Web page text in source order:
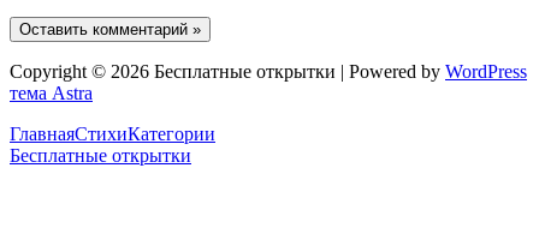
Copyright © 2026 Бесплатные открытки | Powered by WordPress
тема Astra
ГлавнаяСтихиКатегории
Бесплатные открытки